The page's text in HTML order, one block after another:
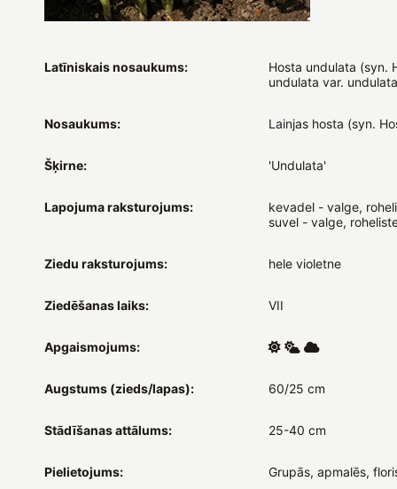
Latīniskais nosaukums:
Hosta undulata (syn.
undulata var.
Nosaukums: Lainjas hosta (syn.
Šķirne: 'Undulata'
Lapojuma raksturojums:
kevadel - valge,
suvel - valge,
Ziedu raksturojums: hele violetne
Ziedēšanas laiks: VII
Apgaismojums:
Augstums (zieds/lapas): 60/25 cm
Stādīšanas attālums: 25-40 cm
Pielietojums: Grupās, apmalēs,